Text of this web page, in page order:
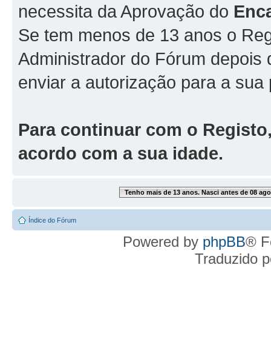
necessita da Aprovação do
Se tem menos de 13 anos o
Administrador do Fórum
enviar a autorização para a sua
Para continuar com o
acordo com a sua idade.
Tenho mais de 13 anos. Nasci antes de 08 ago
Índice do Fórum
Powered by phpBB®
Traduzido